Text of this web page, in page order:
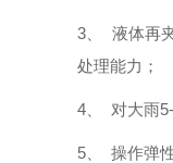
3、
液体再
处理能力；
4、 对大雨
5、
操作弹